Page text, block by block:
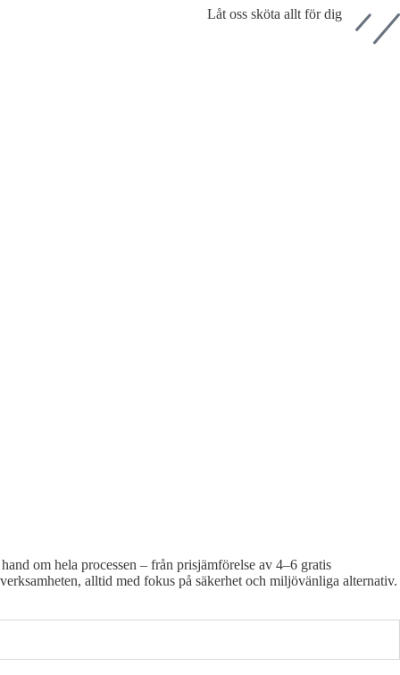
Låt oss sköta allt för dig
om hela processen – från prisjämförelse av 4–6 gratis
alltid med fokus på säkerhet och miljövänliga alternativ.